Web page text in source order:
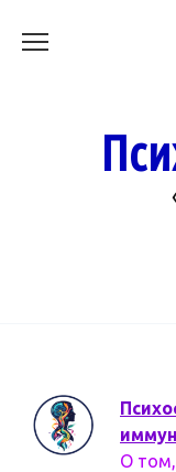
О том,